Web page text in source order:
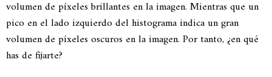
volumen de píxeles brillantes en la imagen. Mientras que un
pico en el lado izquierdo del histograma indica un gran
volumen de píxeles oscuros en la imagen. Por tanto, ¿en qué
has de fijarte?